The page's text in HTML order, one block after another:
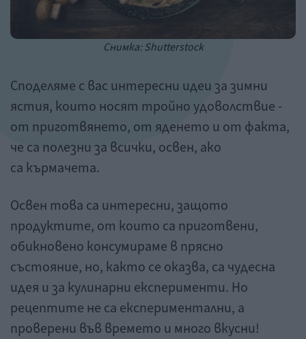
Снимка: Shutterstock
Споделяме с вас интересни идеи за зимни
ястия, които носят тройно удоволствие -
от приготвянето, от яденето и от факта,
че са полезни за всички, освен, ако
са кърмачета.
Освен това са интересни, защото
продуктите, от които са приготвени,
обикновено консумираме в прясно
състояние, но, както се оказва, са чудесна
идея и за кулинарни експерименти. Но
рецептите не са експериментални, а
проверени във времето и много вкусни!